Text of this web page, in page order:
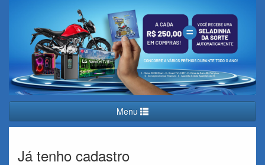
Menu
Já tenho cadastro